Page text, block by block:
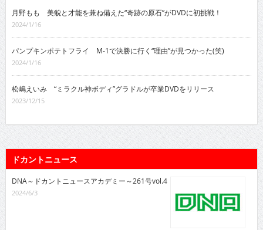
月野もも 美貌と才能を兼ね備えた“奇跡の原石”がDVDに初挑戦！
2024/1/16
パンプキンポテトフライ M-1で決勝に行く“理由”が見つかった(笑)
2024/1/16
松嶋えいみ “ミラクル神ボディ”グラドルが卒業DVDをリリース
2023/12/15
ドカントニュース
DNA～ドカントニュースアカデミー～261号vol.4
2024/6/3